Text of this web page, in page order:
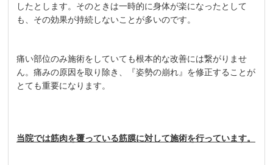
したとします。そのときは一時的に身体が楽になったとして
も、その効果が持続しないことが多いのです。
痛い部位のみ施術をしていても根本的な改善には繋がりませ
ん。痛みの原因を取り除き、『姿勢の崩れ』を修正することが
とても重要になります。
当院では筋肉を覆っている筋膜に対して施術を行っています。